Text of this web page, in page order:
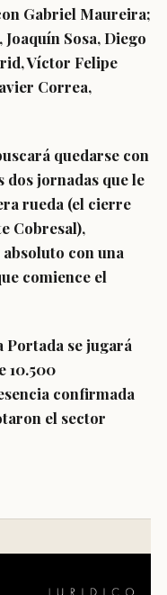
Gabriel Maureira;
Sosa, Diego
Víctor Felipe
Correa,
quedarse con
dos jornadas que le
rueda (el cierre
Cobresal),
con una
comience el
Portada se jugará
10.500
confirmada
el sector